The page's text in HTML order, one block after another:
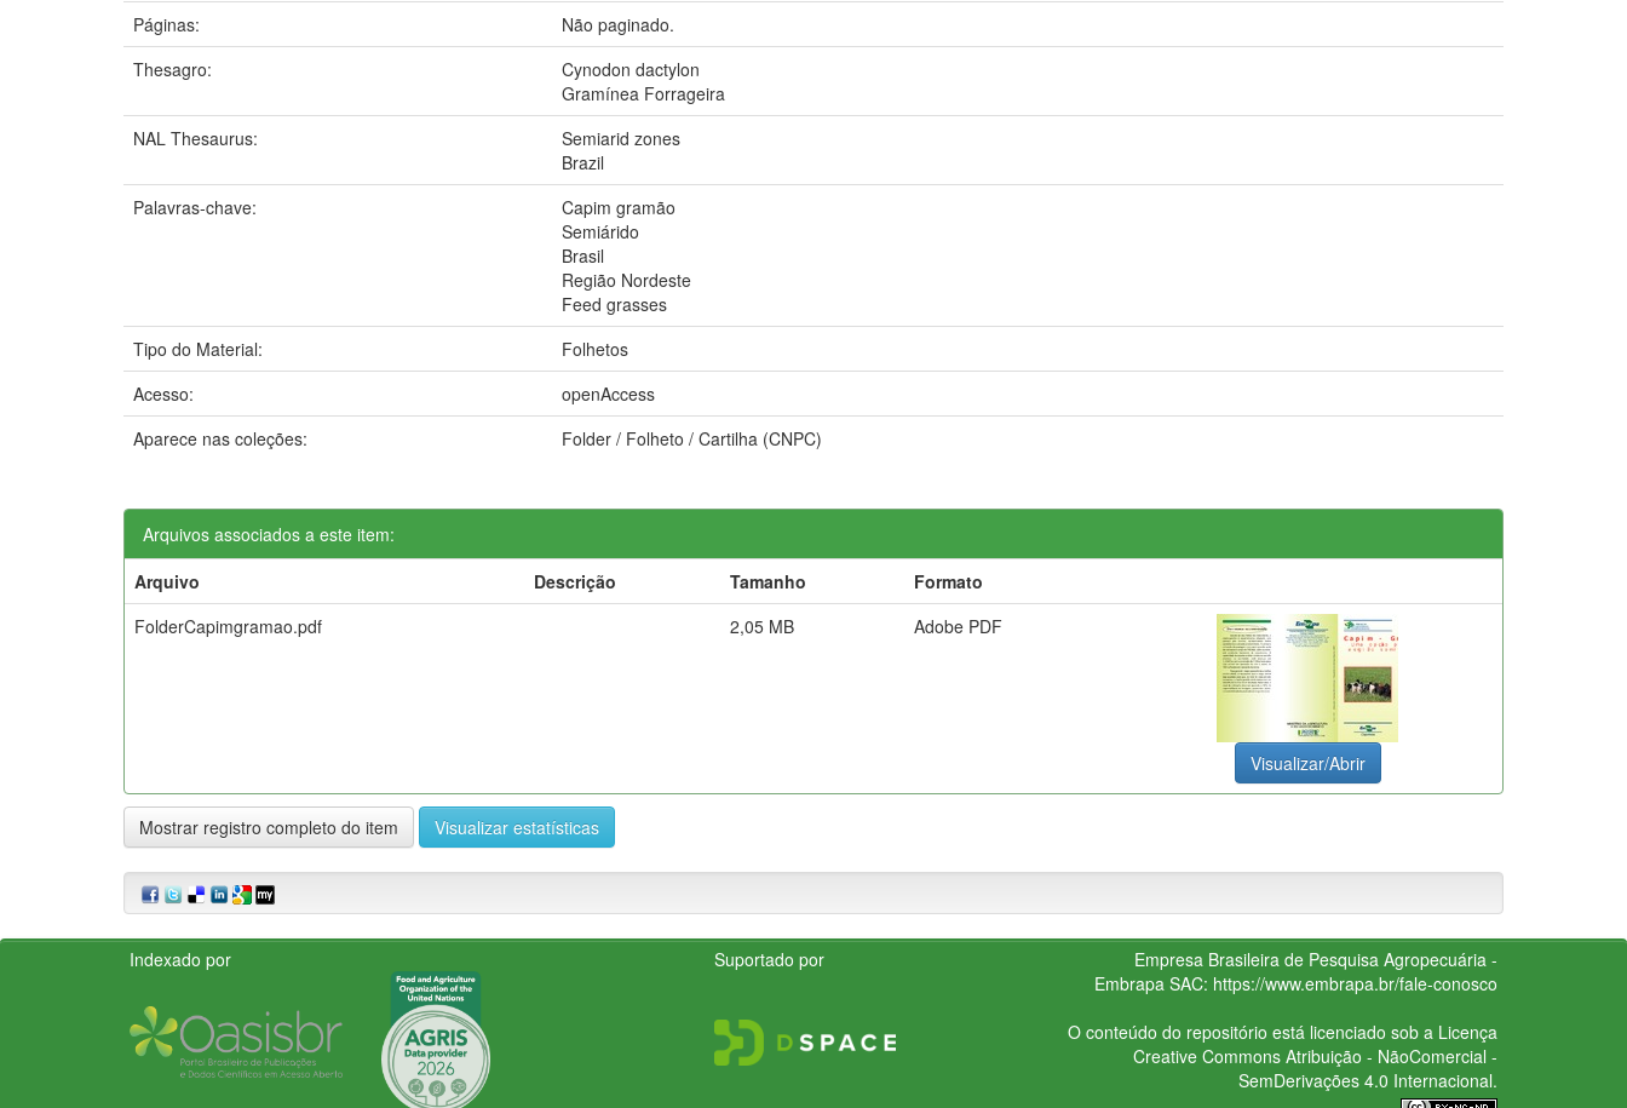
Páginas:
Não paginado.
Thesagro:
Cynodon dactylon
Gramínea Forrageira
NAL Thesaurus:
Semiarid zones
Brazil
Palavras-chave:
Capim gramão
Semiárido
Brasil
Região Nordeste
Feed grasses
Tipo do Material:
Folhetos
Acesso:
openAccess
Aparece nas coleções:
Folder / Folheto / Cartilha (CNPC)
Arquivos associados a este item:
Arquivo
Descrição Tamanho
Formato
FolderCapimgramao.pdf
2,05 MB Adobe PDF
Visualizar/Abrir
Mostrar registro completo do item Visualizar estatísticas
Indexado por Suportado por
Empresa Brasileira de Pesquisa Agropecuária -
Embrapa SAC: https://www.embrapa.br/fale-conosco
O conteúdo do repositório está licenciado sob a Licença
Creative CommonsAtribuição - NãoComercial -
SemDerivações 4.0 Internacional.